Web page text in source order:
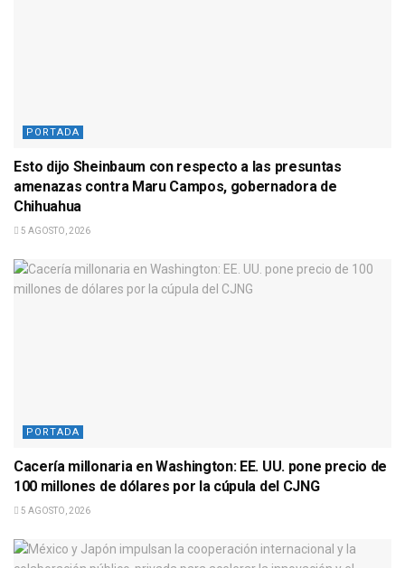
PORTADA
Esto dijo Sheinbaum con respecto a las presuntas
amenazas contra Maru Campos, gobernadora de
Chihuahua
5 AGOSTO, 2026
PORTADA
Cacería millonaria en Washington: EE. UU. pone precio de
100 millones de dólares por la cúpula del CJNG
5 AGOSTO, 2026